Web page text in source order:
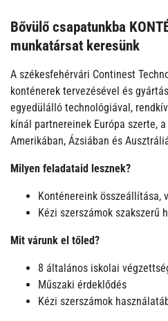
Bővülő csapatunkba
munkatársat keresünk
A székesfehérvári Continest
konténerek tervezésével és
egyedülálló technológiával,
kínál partnereinek Európa szerte,
Amerikában, Ázsiában és
Milyen feladataid lesznek?
Konténereink összeállítása,
Kézi szerszámok szakszerű
Mit várunk el tőled?
8 általános iskolai
Műszaki érdeklődés
Kézi szerszámok